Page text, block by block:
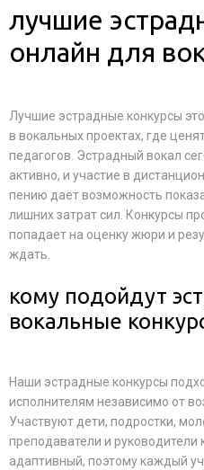
лучшие
онлайн для
Лучшие эстрадные конкурсы
в вокальных проектах, где
педагогов. Эстрадный вокал
активно, и участие в
пению дает возможность
лишних затрат сил. Конкурсы
попадает на оценку жюри и
ждать.
кому подойдут
вокальные
Наши эстрадные конкурсы
исполнителям независимо от
Участвуют дети, подростки,
преподаватели и
адаптивный, поэтому каждый